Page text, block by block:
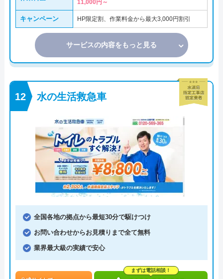
11,000円～
キャンペーン HP限定割、作業料金から最大3,000円割引
サービスの内容をもっと見る
水の生活救急車
全国各地の拠点から最短30分で駆けつけ
お問い合わせからお見積りまで全て無料
業界最大級の実績で安心
まずは電話相談！